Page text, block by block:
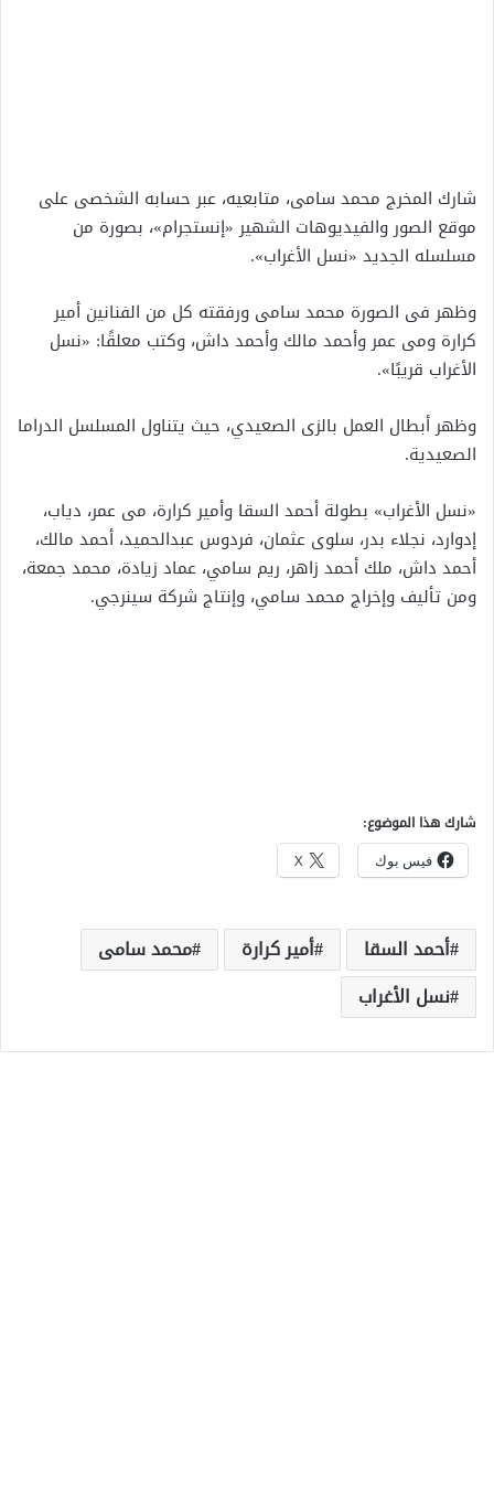
شارك المخرج محمد سامى، متابعيه، عبر حسابه الشخصى على
موقع الصور والفيديوهات الشهير «إنستجرام»، بصورة من
مسلسله الجديد «نسل الأغراب».
وظهر فى الصورة محمد سامى ورفقته كل من الفنانين أمير
كرارة ومى عمر وأحمد مالك وأحمد داش، وكتب معلقًا: «نسل
الأغراب قريبًا».
وظهر أبطال العمل بالزى الصعيدي، حيث يتناول المسلسل الدراما
الصعيدية.
«نسل الأغراب» بطولة أحمد السقا وأمير كرارة، مى عمر، دياب،
إدوارد، نجلاء بدر، سلوى عثمان، فردوس عبدالحميد، أحمد مالك،
أحمد داش، ملك أحمد زاهر، ريم سامي، عماد زيادة، محمد جمعة،
ومن تأليف وإخراج محمد سامي، وإنتاج شركة سينرجي.
شارك هذا الموضوع:
فيس بوك X
أحمد السقا أمير كرارة
محمد سامى
نسل الأغراب